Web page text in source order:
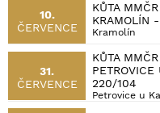
10.
ČERVENCE
KŮTA
KRAMOLÍN
Kramolín
31.
ČERVENCE
KŮTA
220/104
Petrovice u